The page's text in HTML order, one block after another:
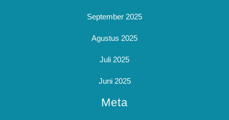
September 2025
Agustus 2025
Juli 2025
Juni 2025
Meta